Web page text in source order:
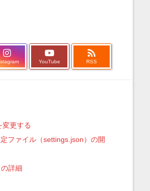
YouTube

RSS
更する
ファイル（settings.json）の開
詳細